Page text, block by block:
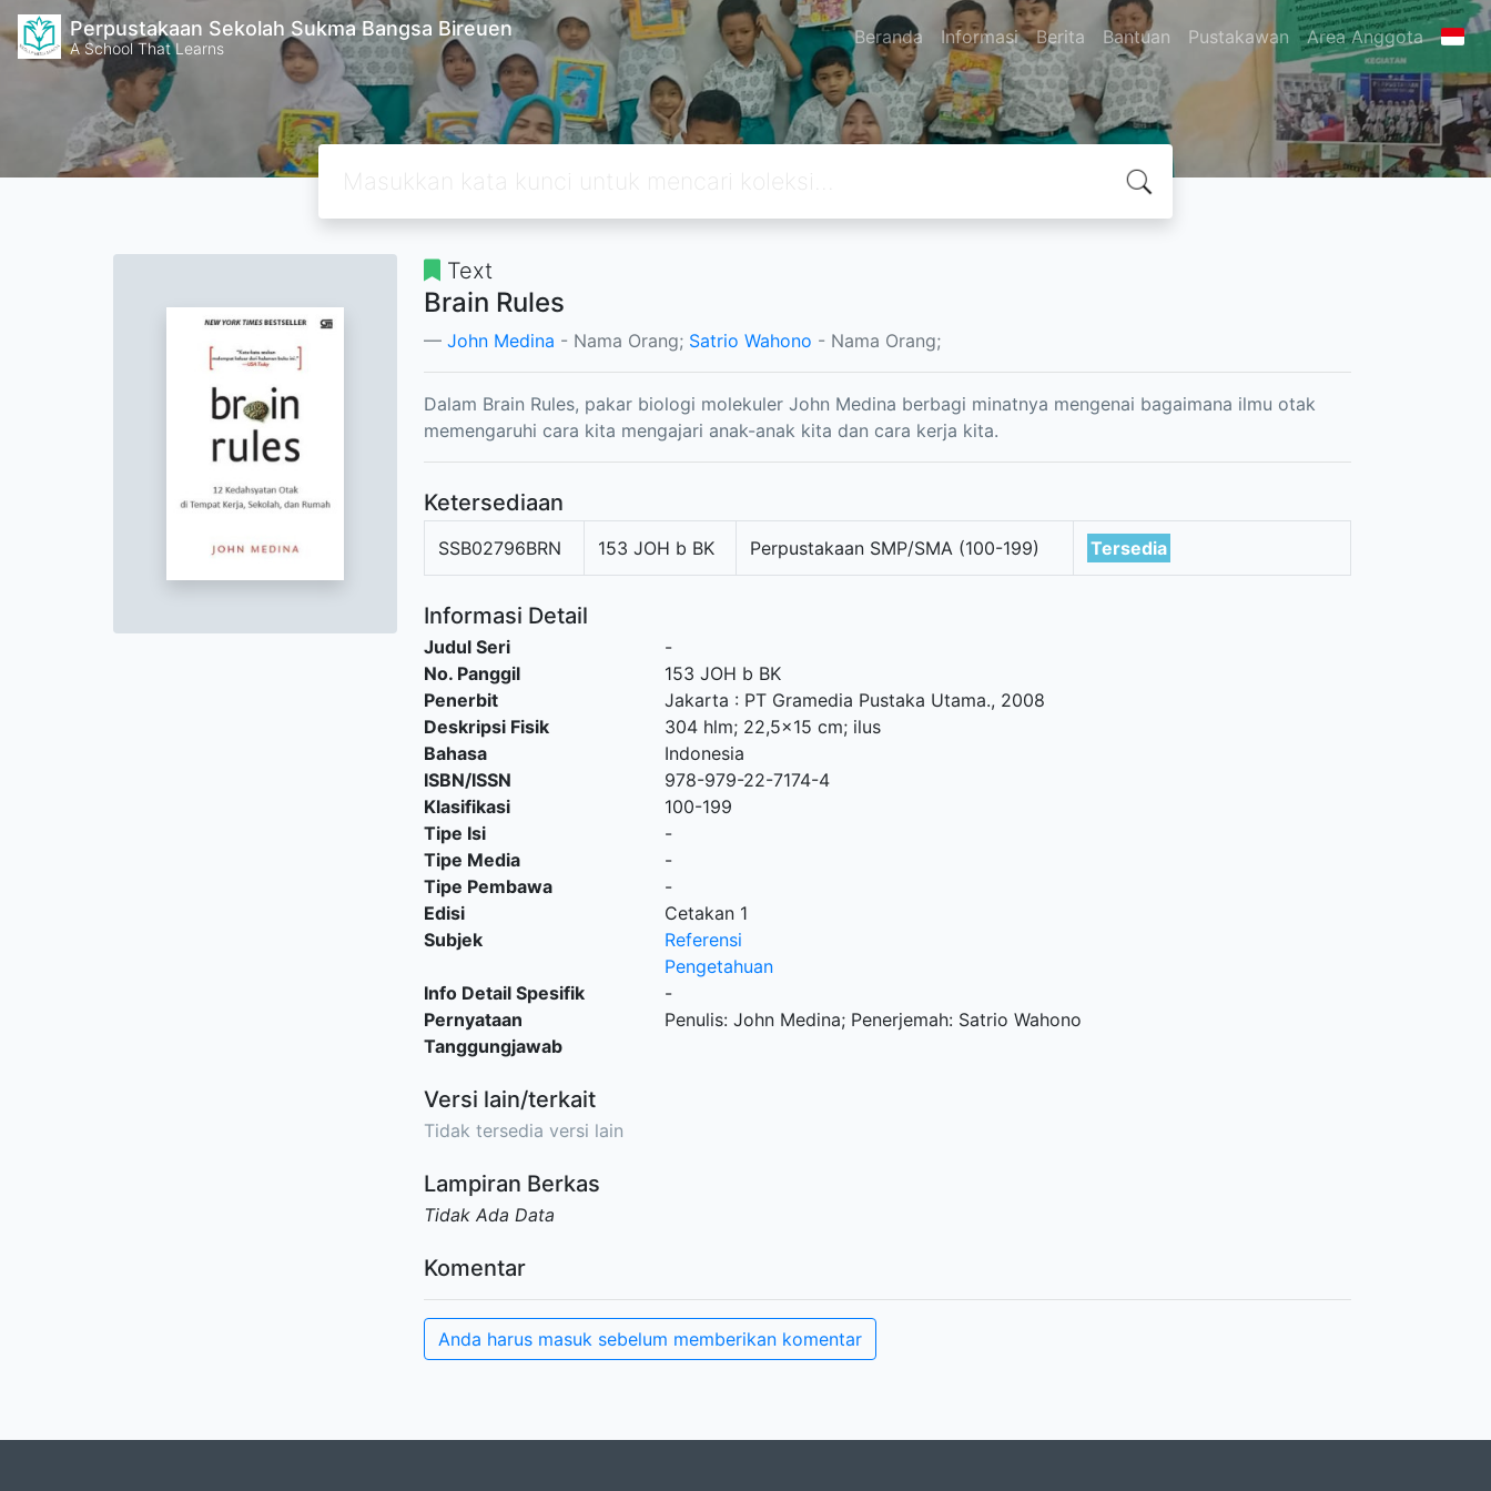
Perpustakaan Sekolah Sukma Bangsa Bireuen
A School That Learns Beranda Informasi Berita Bantuan Pustakawan Area Anggota
Text
Brain Rules
John Medina - Nama Orang; Satrio Wahono - Nama Orang;
Dalam Brain Rules, pakar biologi molekuler John Medina berbagi minatnya mengenai bagaimana ilmu otak
memengaruhi cara kita mengajari anak-anak kita dan cara kerja kita.
Ketersediaan
SSB02796BRN 153 JOH b BK Perpustakaan SMP/SMA (100-199) Tersedia
Informasi Detail
Judul Seri
-
No. Panggil
153 JOH b BK
Penerbit
Jakarta : PT Gramedia Pustaka Utama., 2008
Deskripsi Fisik
304 hlm; 22,5x15 cm; ilus
Bahasa
Indonesia
ISBN/ISSN
978-979-22-7174-4
Klasifikasi
100-199
Tipe Isi
-
Tipe Media
-
Tipe Pembawa
-
Edisi
Cetakan 1
Subjek
Referensi
Pengetahuan
Info Detail Spesifik
-
Pernyataan
Tanggungjawab
Penulis: John Medina; Penerjemah: Satrio Wahono
Versi lain/terkait
Tidak tersedia versi lain
Lampiran Berkas
Tidak Ada Data
Komentar
Anda harus masuk sebelum memberikan komentar